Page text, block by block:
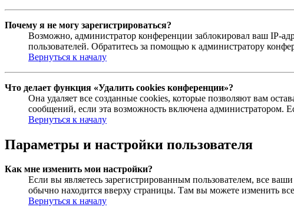
Почему я не могу зарегистрироваться?
Возможно, администратор конференции заблокировал ваш IP-
пользователей. Обратитесь за помощью к администратору
Вернуться к началу
Что делает функция «Удалить cookies конференции»?
Она удаляет все созданные cookies, которые позволяют вам
сообщений, если эта возможность включена администратором.
Вернуться к началу
Параметры и настройки пользователя
Как мне изменить мои настройки?
Если вы являетесь зарегистрированным пользователем, все
обычно находится вверху страницы. Там вы можете изменить
Вернуться к началу